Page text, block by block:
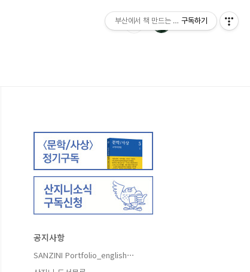
공지사항
SANZINI Portfolio_english⋯
부산에서 책 만드는 이야기 : 산지니출판사 블
구독하기